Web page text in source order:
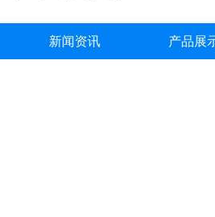
新闻资讯 产品展